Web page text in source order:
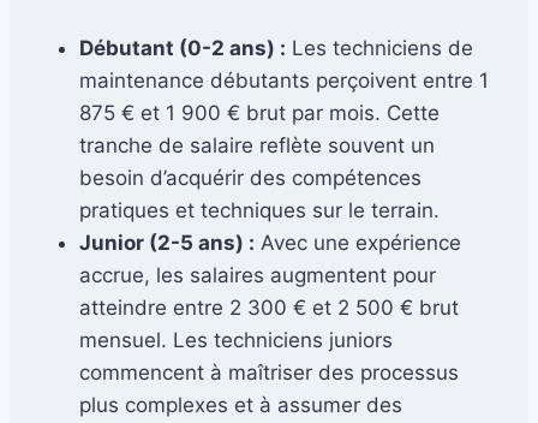
Débutant (0-2 ans) : Les techniciens de
maintenance débutants perçoivent entre 1
875 € et 1 900 € brut par mois. Cette
tranche de salaire reflète souvent un
besoin d’acquérir des compétences
pratiques et techniques sur le terrain.
Junior (2-5 ans) : Avec une expérience
accrue, les salaires augmentent pour
atteindre entre 2 300 € et 2 500 € brut
mensuel. Les techniciens juniors
commencent à maîtriser des processus
plus complexes et à assumer des